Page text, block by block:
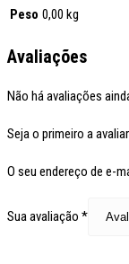
Peso 0,00 kg
Avaliações
Não há avaliações
Seja o primeiro a avaliar
O seu endereço de e-
Sua avaliação *